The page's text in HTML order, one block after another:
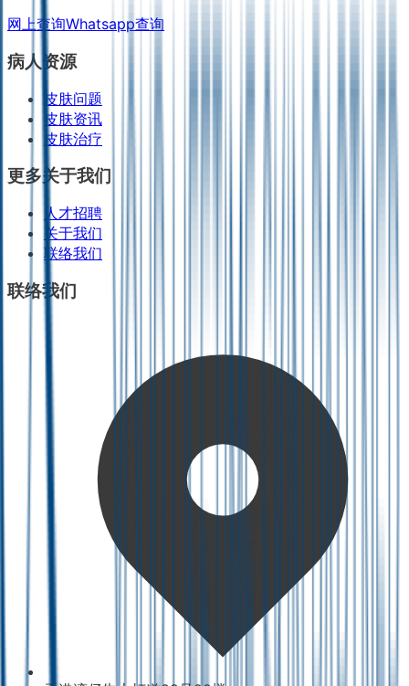
网上查询Whatsapp查询
病人资源
皮肤问题
皮肤资讯
皮肤治疗
更多关于我们
人才招聘
关于我们
联络我们
联络我们